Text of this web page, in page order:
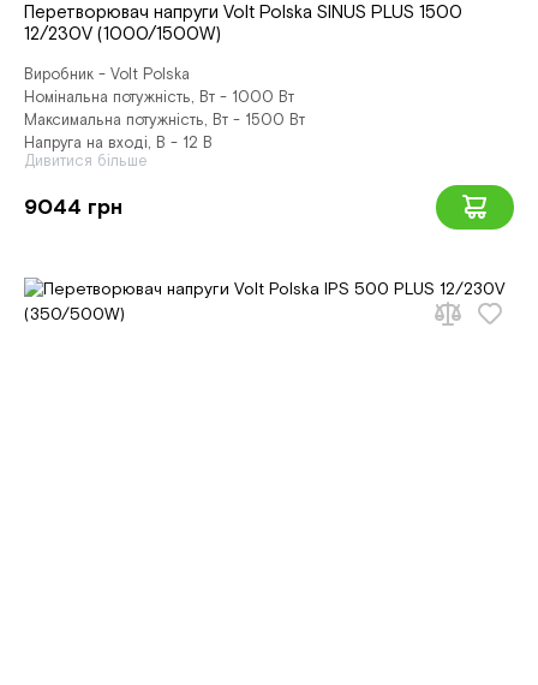
Перетворювач напруги Volt Polska SINUS PLUS 1500
12/230V (1000/1500W)
Виробник - Volt Polska
Номінальна потужність, Вт - 1000 Вт
Максимальна потужність, Вт - 1500 Вт
Напруга на вході, В - 12 В
Дивитися більше
9044 грн